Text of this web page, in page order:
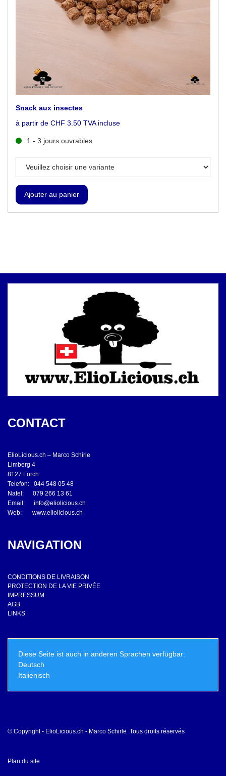
Snack aux insectes
à partir de CHF 3.50 TVA incluse
1 - 3 jours ouvrables
CONTACT
ElioLicious.ch – Marco Schirle
Limberg 4
8127 Forch
Telefon: 044 548 05 48
Natel: 079 266 13 61
Email: info@eliolicious.ch
Web: www.eliolicious.ch
NAVIGATION
CONDITIONS DE LIVRAISON
PROTECTION DE LA VIE PRIVÉE
IMPRESSUM
AGB
LINKS
Diese Seite ist auch in anderen Sprachen verfügbar:
Deutsch
Italienisch
© Copyright - ElioLicious.ch - Marco Schirle Tous droits réservés
Plan du site